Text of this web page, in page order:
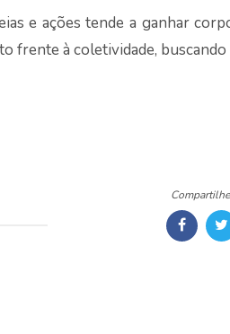
e ações tende a ganhar
à coletividade,